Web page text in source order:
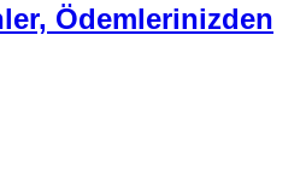
Ödemlerinizden